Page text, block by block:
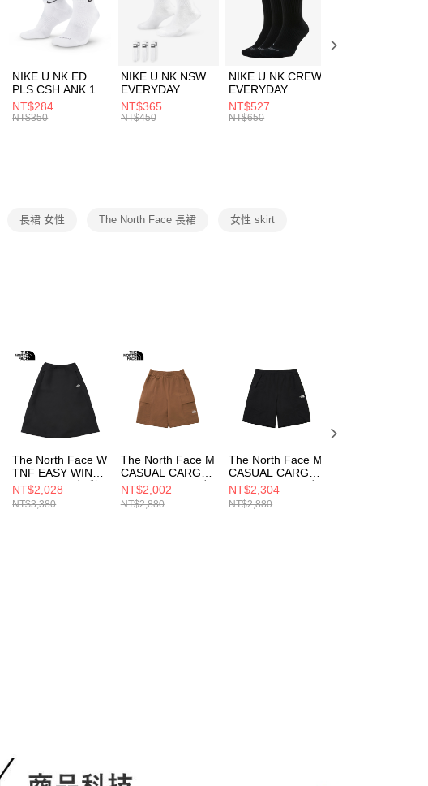
【「AFTEE先享後付」結帳流程】
１．於結帳方式選擇「AFTEE先享後付」後，將跳轉至「AFTEE先享後
付」結帳頁面，進行簡訊認證並確認金額後，即可完成結帳。
２．訂單成立數日內，您將收到繳費通知簡訊。
３．收到繳費通知簡訊後14天內，點擊此簡訊中的連結，可透過四大超商
／ATM／網路銀行／等多元方式進行付款，方視為交易完成。
※ 請注意：結帳手續完成當下不需立刻繳費，但若您需要取消訂單，請聯
絡購買商品的店家。未經商家同意取消之訂單仍視為有效，需透過AFTEE
先享後付繳納相關費用。
交易，需依本服務之必要範圍內提供個人資料，並將交易相關給付款項請
結果請求用戶進行身份認證。
５．嚴禁一人註冊多個帳號或使用他人資訊註冊。若發現惡意使用之情
形，恩沛科技股份有限公司將有權停止該用戶之使用額度並採取法律行
動。
每筆NT$100，滿NT$1,500(含以上)免運費
付款後門市自取
每筆NT$100，滿NT$1,500(含以上)免運費
NIKE U NK ED
PLS CSH ANK 1P
144 DBL 男 中統
襪 DH4058104
NT$284
NT$350
NIKE U NK NSW
EVERYDAY
ESSENTIAL CR
男女 短統襪
NT$365
NT$450
NIKE U NK CREW
EVERYDAY
BBALL 3PR 男女
長統襪
NT$527
NT$650
長裙 女性 The North Face 長裙 女性 skirt
The North Face W
TNF EASY WIND
SKIRT - AP 女 秋
冬洋裝
NF0A8C54JK3
NT$2,028
NT$3,380
The North Face M
CASUAL CARGO
SHORT - AP 男 短
褲 NF0A87UZ6IH
NT$2,002
NT$2,880
The North Face M
CASUAL CARGO
SHORT - AP 男 短
褲 NF0A8G01JK3
NT$2,304
NT$2,880